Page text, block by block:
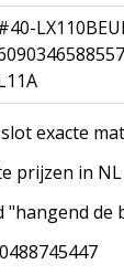
exacte
prijzen in NL
"hangend de